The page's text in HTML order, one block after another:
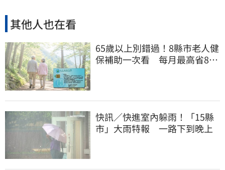
其他人也在看
65歲以上別錯過！8縣市老人健
保補助一次看 每月最高省826
快訊／快進室內躲雨！「15縣
市」大雨特報 一路下到晚上